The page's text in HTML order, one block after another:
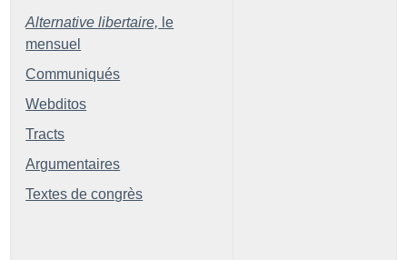
Alternative libertaire, le
mensuel
Communiqués
Webditos
Tracts
Argumentaires
Textes de congrès